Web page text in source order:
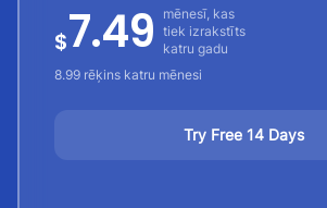
$7.49
mēnesī, kas
tiek izrakstīts
katru gadu
8.99 rēķins katru mēnesi
Try Free 14 Days